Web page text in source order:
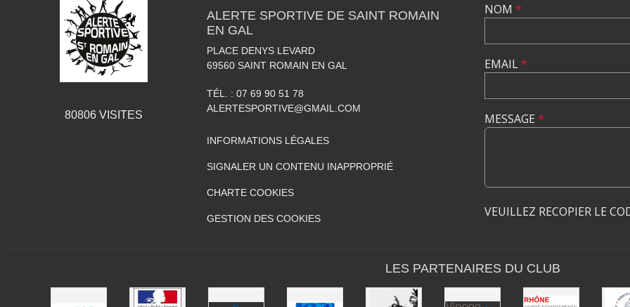
80806VISITES
ALERTE SPORTIVE DE SAINT ROMAIN
EN GAL
PLACE DENYS LEVARD
69560 SAINT ROMAIN EN GAL
TÉL. : 07 69 90 51 78
ALERTESPORTIVE@GMAIL.COM
INFORMATIONS LÉGALES
SIGNALER UN CONTENU INAPPROPRIÉ
CHARTE COOKIES
GESTION DES COOKIES
NOM *
EMAIL*
MESSAGE *
VEUILLEZ RECOPIER LE
LES PARTENAIRES DU CLUB